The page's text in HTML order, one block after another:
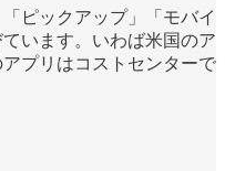
ピックアップ」「モバイ
います。いわば米国のア
プリはコストセンターで